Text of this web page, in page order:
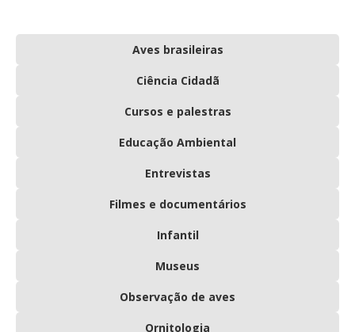
Aves brasileiras
Ciência Cidadã
Cursos e palestras
Educação Ambiental
Entrevistas
Filmes e documentários
Infantil
Museus
Observação de aves
Ornitologia